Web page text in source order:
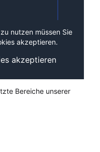
nutzen müssen Sie
akzeptieren.
akzeptieren
Bereiche unserer